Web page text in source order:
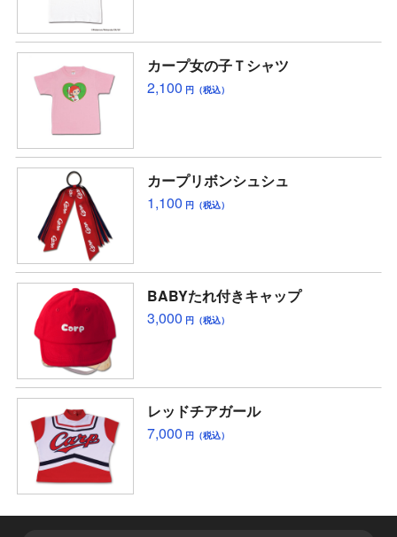
カープ女の子Ｔシャツ
2,100 円（税込）
カープリボンシュシュ
1,100 円（税込）
BABYたれ付きキャップ
3,000 円（税込）
レッドチアガール
7,000 円（税込）